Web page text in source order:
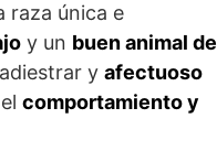
raza única e
y un buen animal de
y afectuoso
comportamiento y